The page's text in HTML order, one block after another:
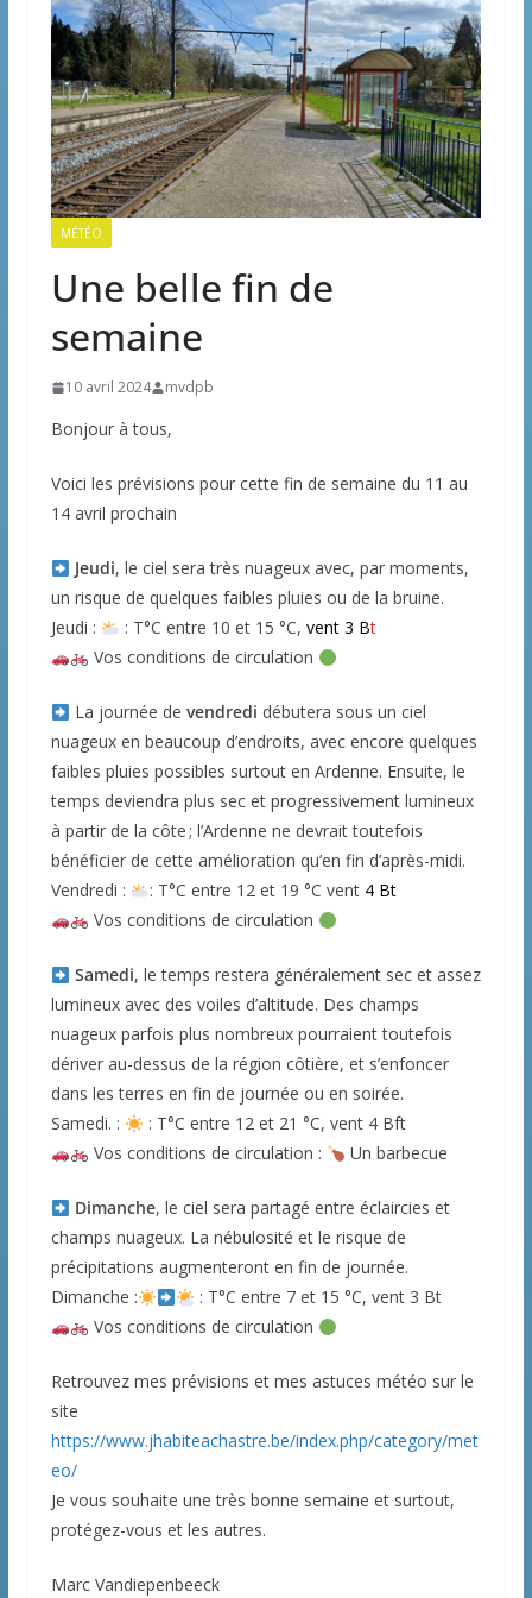
MÉTÉO
Une belle fin de
semaine
10 avril 2024 mvdpb
Bonjour à tous,
Voici les prévisions pour cette fin de semaine du 11 au
14 avril prochain
Jeudi, le ciel sera très nuageux avec, par moments,
un risque de quelques faibles pluies ou de la bruine.
Jeudi :
: T°C entre 10 et 15 °C, vent 3 Bt
Vos conditions de circulation
La journée de vendredi débutera sous un ciel
nuageux en beaucoup d’endroits, avec encore quelques
faibles pluies possibles surtout en Ardenne. Ensuite, le
temps deviendra plus sec et progressivement lumineux
à partir de la côte ; l’Ardenne ne devrait toutefois
bénéficier de cette amélioration qu’en fin d’après-midi.
Vendredi :
: T°C entre 12 et 19 °C vent 4 Bt
Vos conditions de circulation
Samedi, le temps restera généralement sec et assez
lumineux avec des voiles d’altitude. Des champs
nuageux parfois plus nombreux pourraient toutefois
dériver au-dessus de la région côtière, et s’enfoncer
dans les terres en fin de journée ou en soirée.
Samedi. :
: T°C entre 12 et 21 °C, vent 4 Bft
Vos conditions de circulation :
Un barbecue
Dimanche, le ciel sera partagé entre éclaircies et
champs nuageux. La nébulosité et le risque de
précipitations augmenteront en fin de journée.
Dimanche :
: T°C entre 7 et 15 °C, vent 3 Bt
Vos conditions de circulation
Retrouvez mes prévisions et mes astuces météo sur le
site
https://www.jhabiteachastre.be/index.php/category/met
eo/
Je vous souhaite une très bonne semaine et surtout,
protégez-vous et les autres.
Marc Vandiepenbeeck